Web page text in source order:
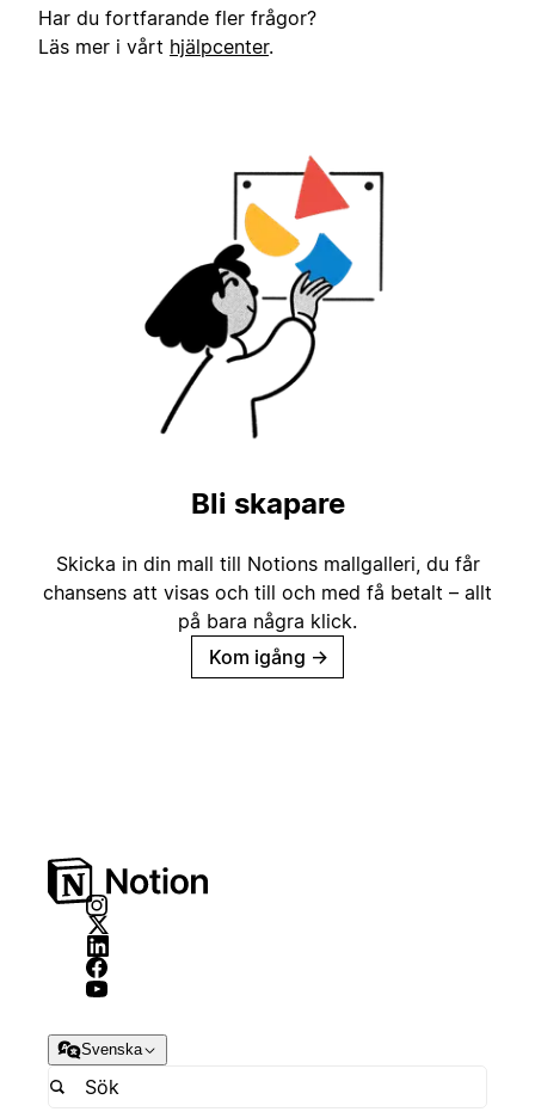
Har du fortfarande fler frågor?
Läs mer i vårt hjälpcenter.
Bli skapare
Skicka in din mall till Notions mallgalleri, du får
chansens att visas och till och med få betalt – allt
på bara några klick.
Kom igång →
Svenska